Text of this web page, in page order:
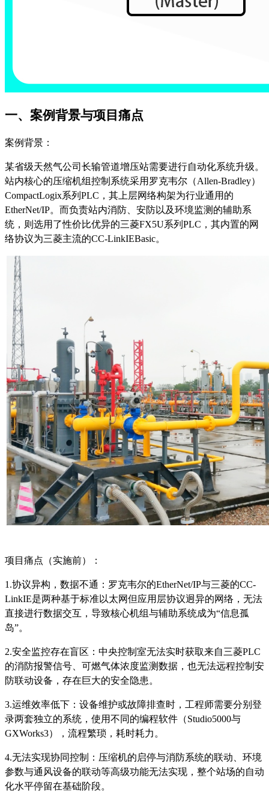
一、案例背景与项目痛点
案例背景：
某省级天然气公司长输管道增压站需要进行自动化系统升级。
站内核心的压缩机组控制系统采用罗克韦尔（Allen-Bradley）
CompactLogix系列PLC，其上层网络构架为行业通用的
EtherNet/IP。而负责站内消防、安防以及环境监测的辅助系
统，则选用了性价比优异的三菱FX5U系列PLC，其内置的网
络协议为三菱主流的CC-LinkIEBasic。
项目痛点（实施前）：
1.协议异构，数据不通：罗克韦尔的EtherNet/IP与三菱的CC-
LinkIE是两种基于标准以太网但应用层协议迥异的网络，无法
直接进行数据交互，导致核心机组与辅助系统成为“信息孤
岛”。
2.安全监控存在盲区：中央控制室无法实时获取来自三菱PLC
的消防报警信号、可燃气体浓度监测数据，也无法远程控制安
防联动设备，存在巨大的安全隐患。
3.运维效率低下：设备维护或故障排查时，工程师需要分别登
录两套独立的系统，使用不同的编程软件（Studio5000与
GXWorks3），流程繁琐，耗时耗力。
4.无法实现协同控制：压缩机的启停与消防系统的联动、环境
参数与通风设备的联动等高级功能无法实现，整个站场的自动
化水平停留在基础阶段。